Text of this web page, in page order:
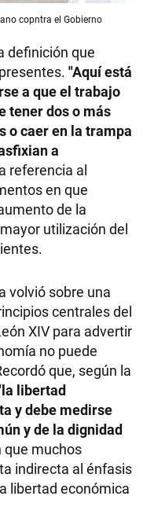
copntra el Gobierno
definición que
"Aquí está
a que el trabajo
tener dos o más
o caer en la trampa
a
referencia al
en que
de la
utilización del
volvió sobre una
centrales del
XIV para advertir
no puede
que, según la
libertad
y debe medirse
y de la dignidad
que muchos
indirecta al énfasis
libertad económica